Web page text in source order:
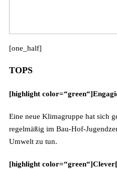
[one_half]
TOPS
[highlight
Eine neue Klimagruppe hat sich
regelmäßig im Bau-Hof-
Umwelt zu tun.
[highlight